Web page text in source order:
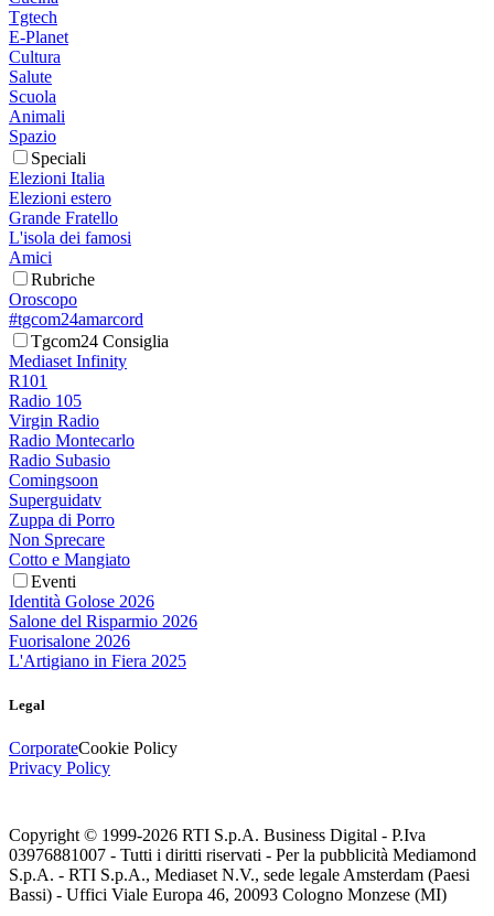
Tgtech
E-Planet
Cultura
Salute
Scuola
Animali
Spazio
Speciali
Elezioni Italia
Elezioni estero
Grande Fratello
L'isola dei famosi
Amici
Rubriche
Oroscopo
#tgcom24amarcord
Tgcom24 Consiglia
Mediaset Infinity
R101
Radio 105
Virgin Radio
Radio Montecarlo
Radio Subasio
Comingsoon
Superguidatv
Zuppa di Porro
Non Sprecare
Cotto e Mangiato
Eventi
Identità Golose 2026
Salone del Risparmio 2026
Fuorisalone 2026
L'Artigiano in Fiera 2025
Legal
CorporateCookie Policy
Privacy Policy
Copyright © 1999-2026 RTI S.p.A. Business Digital - P.Iva
03976881007 - Tutti i diritti riservati - Per la pubblicità Mediamond
S.p.A. - RTI S.p.A., Mediaset N.V., sede legale Amsterdam (Paesi
Bassi) - Uffici Viale Europa 46, 20093 Cologno Monzese (MI)